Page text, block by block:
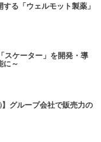
る「ウェルモット製薬」
スケーター」を開発・導
に～
グループ会社で販売力の